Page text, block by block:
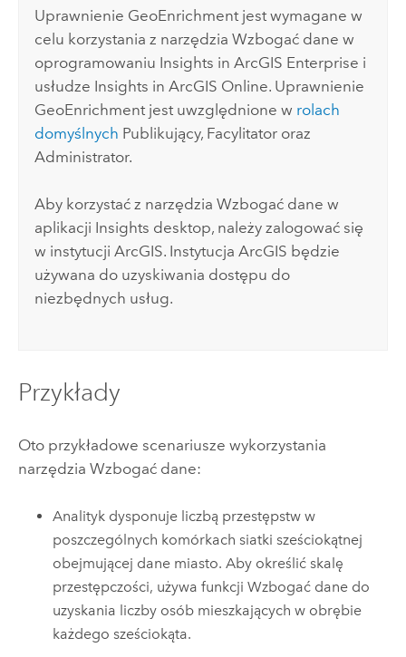
Uprawnienie GeoEnrichment jest wymagane w
celu korzystania z narzędzia Wzbogać dane w
oprogramowaniu Insights in ArcGIS Enterprise i
usłudze Insights in ArcGIS Online. Uprawnienie
GeoEnrichment jest uwzględnione w rolach
domyślnych Publikujący, Facylitator oraz
Administrator.
Aby korzystać z narzędzia Wzbogać dane w
aplikacji Insights desktop, należy zalogować się
w instytucji ArcGIS. Instytucja ArcGIS będzie
używana do uzyskiwania dostępu do
niezbędnych usług.
Przykłady
Oto przykładowe scenariusze wykorzystania
narzędzia Wzbogać dane:
Analityk dysponuje liczbą przestępstw w
poszczególnych komórkach siatki sześciokątnej
obejmującej dane miasto. Aby określić skalę
przestępczości, używa funkcji Wzbogać dane do
uzyskania liczby osób mieszkających w obrębie
każdego sześciokąta.